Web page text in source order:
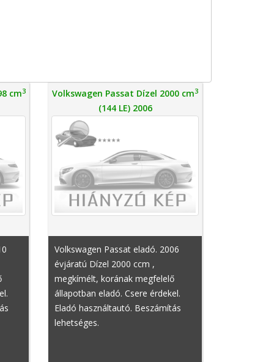
cm3 Volkswagen Passat Dízel 2000 cm3
(144 LE) 2006
Volkswagen Passat eladó. 2006
évjáratú Dízel 2000 ccm ,
megkímélt, korának megfelelő
állapotban eladó. Csere érdekel.
Eladó használtautó. Beszámítás
lehetséges.